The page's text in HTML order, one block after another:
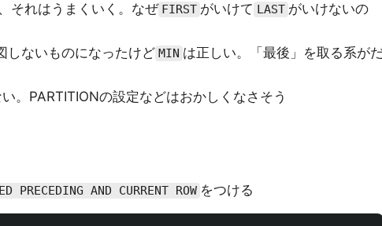
それはうまくいく。なぜ FIRST がいけて LAST がいけないの
しないものになったけど MIN は正しい。「最後」を取る系が
。PARTITIONの設定などはおかしくなさそう
PRECEDING AND CURRENT ROW をつける